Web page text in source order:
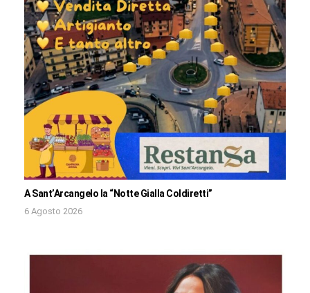
A Sant’Arcangelo la “Notte Gialla Coldiretti”
6 Agosto 2026